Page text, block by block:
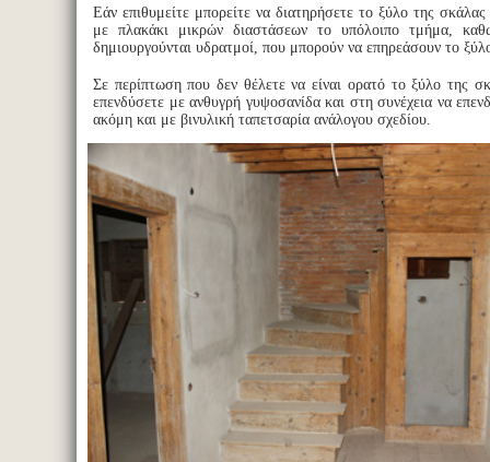
Εάν επιθυμείτε μπορείτε να διατηρήσετε το ξύλο της
με πλακάκι μικρών διαστάσεων το υπόλοιπο τμήμα,
δημιουργούνται υδρατμοί, που μπορούν να επηρεάσουν το
Σε περίπτωση που δεν θέλετε να είναι ορατό το ξύλο της
επενδύσετε με ανθυγρή γυψοσανίδα και στη συνέχεια να
ακόμη και με βινυλική ταπετσαρία ανάλογου σχεδίου.